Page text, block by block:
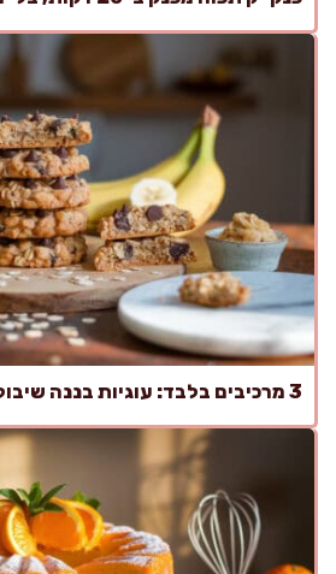
3 מרכיבים בלבד: עוגיות בננה שיבולת שועל ממכרות